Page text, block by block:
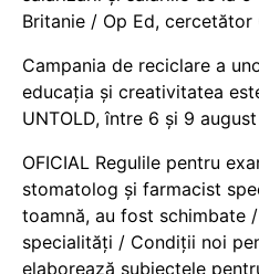
Britanie / Op Ed, cercetător
Campania de reciclare a
educația și creativitatea
UNTOLD, între 6 și 9 august
OFICIAL Regulile pentru
stomatolog și farmacist
toamnă, au fost schimbate
specialități / Condiții noi
elaborează subiectele